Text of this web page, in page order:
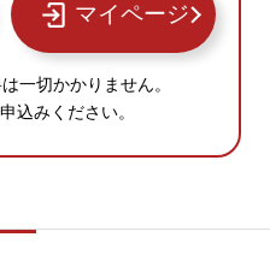
マイページ
一切かかりません。
込みください。